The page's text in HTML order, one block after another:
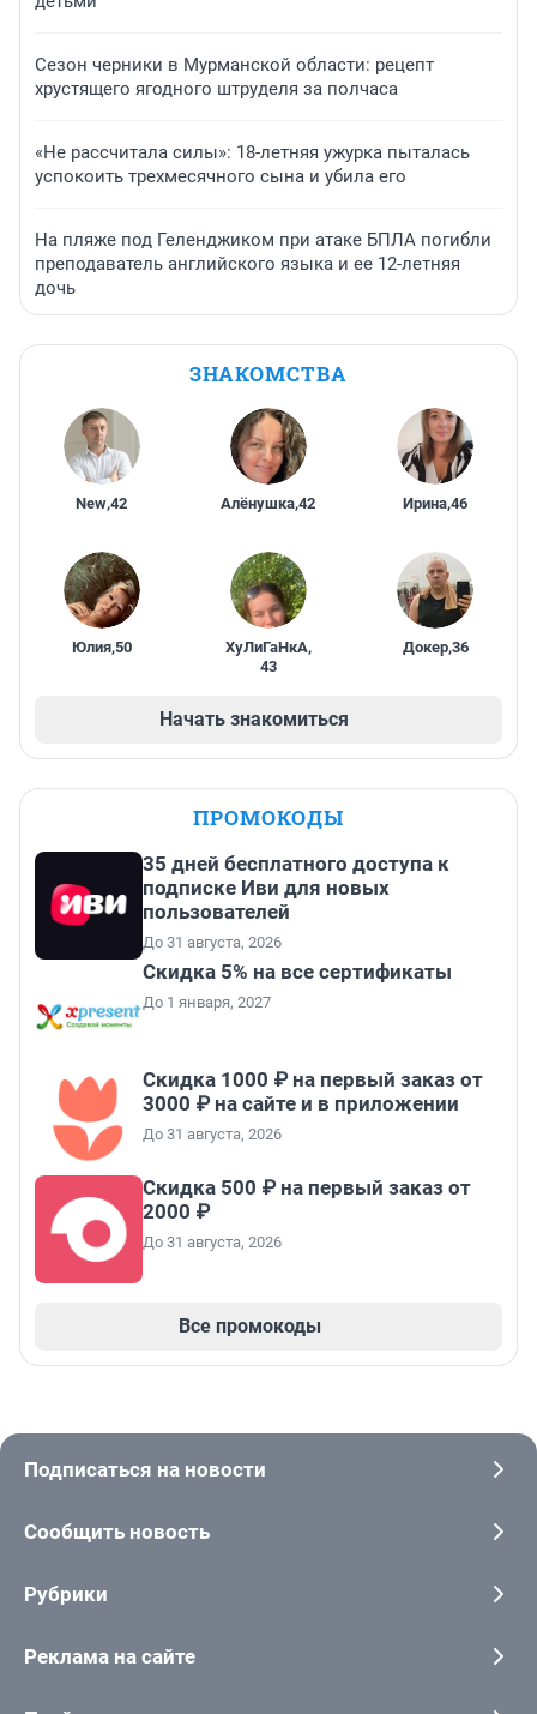
Сезон черники в Мурманской области: рецепт
хрустящего ягодного штруделя за полчаса
«Не рассчитала силы»: 18-летняя ужурка пыталась
успокоить трехмесячного сына и убила его
На пляже под Геленджиком при атаке БПЛА погибли
преподаватель английского языка и ее 12-летняя
дочь
ЗНАКОМСТВА
New,42 Алёнушка,42 Ирина,46
Юлия,50 ХуЛиГаНкА,
43
Докер,36
Начать знакомиться
ПРОМОКОДЫ
35 дней бесплатного доступа к
подписке Иви для новых
пользователей
До 31 августа, 2026
Скидка 5% на все сертификаты
До 1 января, 2027
Скидка 1000 ₽ на первый заказ от
3000 ₽ на сайте и в приложении
До 31 августа, 2026
Скидка 500 ₽ на первый заказ от
2000 ₽
До 31 августа, 2026
Все промокоды
Подписаться на новости
Сообщить новость
Рубрики
Реклама на сайте